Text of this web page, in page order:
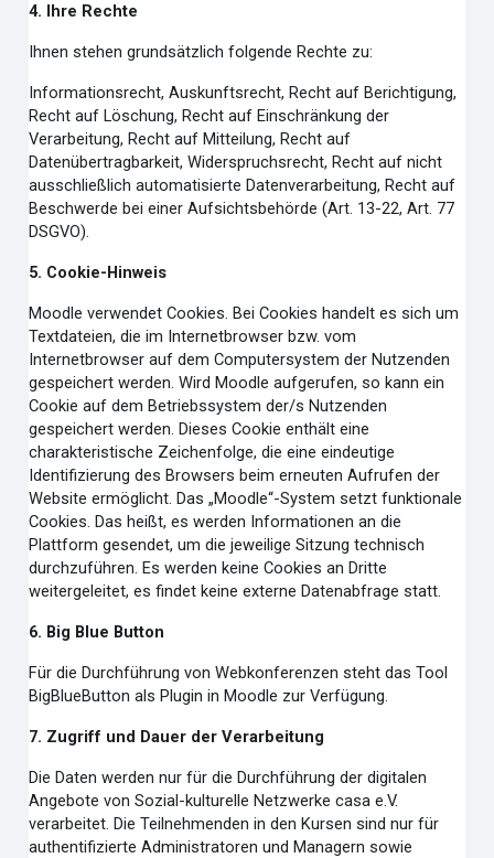
4. Ihre Rechte
Ihnen stehen grundsätzlich folgende Rechte zu:
Informationsrecht, Auskunftsrecht, Recht auf Berichtigung,
Recht auf Löschung, Recht auf Einschränkung der
Verarbeitung, Recht auf Mitteilung, Recht auf
Datenübertragbarkeit, Widerspruchsrecht, Recht auf nicht
ausschließlich automatisierte Datenverarbeitung, Recht auf
Beschwerde bei einer Aufsichtsbehörde (Art. 13-22, Art. 77
DSGVO).
5. Cookie-Hinweis
Moodle verwendet Cookies. Bei Cookies handelt es sich um
Textdateien, die im Internetbrowser bzw. vom
Internetbrowser auf dem Computersystem der Nutzenden
gespeichert werden. Wird Moodle aufgerufen, so kann ein
Cookie auf dem Betriebssystem der/s Nutzenden
gespeichert werden. Dieses Cookie enthält eine
charakteristische Zeichenfolge, die eine eindeutige
Identifizierung des Browsers beim erneuten Aufrufen der
Website ermöglicht. Das „Moodle“-System setzt funktionale
Cookies. Das heißt, es werden Informationen an die
Plattform gesendet, um die jeweilige Sitzung technisch
durchzuführen. Es werden keine Cookies an Dritte
weitergeleitet, es findet keine externe Datenabfrage statt.
6. Big Blue Button
Für die Durchführung von Webkonferenzen steht das Tool
BigBlueButton als Plugin in Moodle zur Verfügung.
7. Zugriff und Dauer der Verarbeitung
Die Daten werden nur für die Durchführung der digitalen
Angebote von Sozial-kulturelle Netzwerke casa e.V.
verarbeitet. Die Teilnehmenden in den Kursen sind nur für
authentifizierte Administratoren und Managern sowie